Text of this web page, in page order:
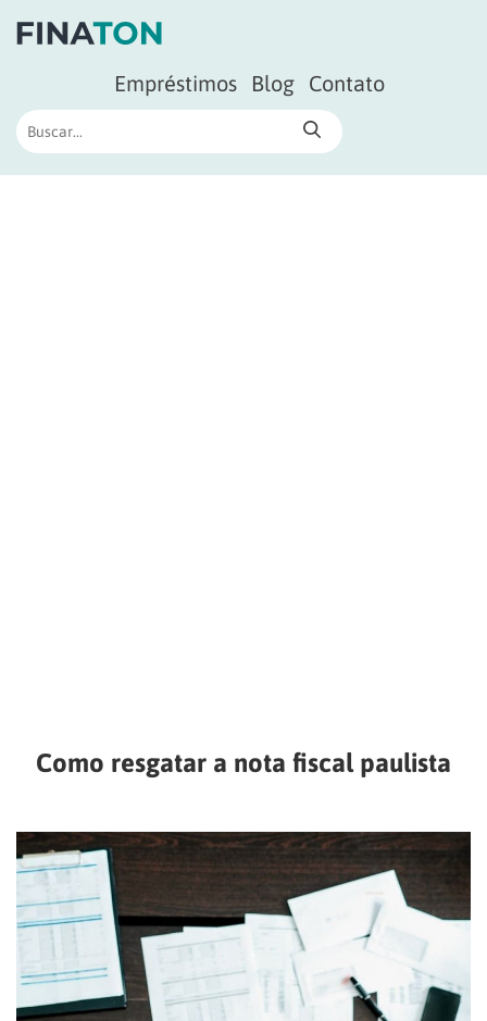
Empréstimos Blog Contato
Como resgatar a nota fiscal paulista